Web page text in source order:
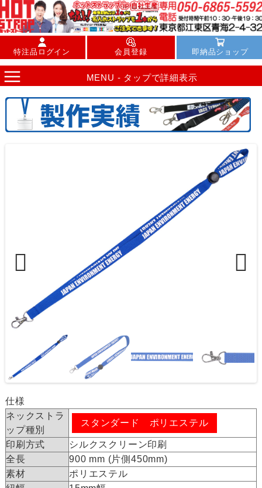
特注品ログイン 会員登録 即納品ショップ
MENU - タップで詳細表示
仕様
ネックストラ
ップ種別
スタンダード ポリエステル
印刷方式
シルクスクリーン印刷
全長
900 mm (片側450mm)
素材
ポリエステル